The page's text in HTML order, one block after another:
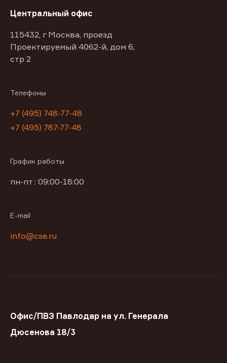
Центральный офис
115432, г Москва, проезд
Проектируемый 4062-й, дом 6,
стр 2
Телефоны
+7 (495) 748-77-48
+7 (495) 787-77-48
График работы
пн-пт : 09:00-18:00
E-mail
info@cse.ru
Офис/ПВЗ Павлодар на ул. Генерала
Дюсенова 18/3